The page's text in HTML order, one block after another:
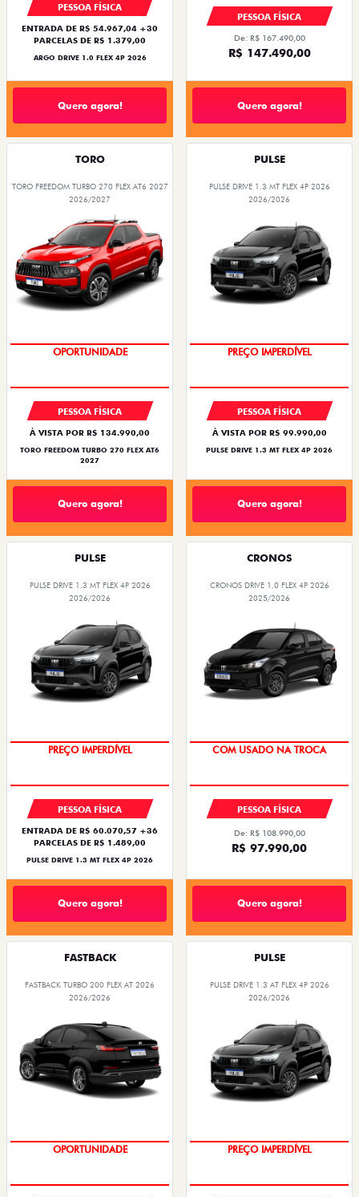
PESSOA FÍSICA
ENTRADA DE R$ 54.967,04 +30
PARCELAS DE R$ 1.379,00
ARGO DRIVE 1.0 FLEX 4P 2026
Quero agora!
PESSOA FÍSICA
De: R$ 167.490,00
R$ 147.490,00
Quero agora!
TORO
TORO FREEDOM TURBO 270 FLEX AT6 2027
2026/2027
SUPERVALORIZAÇÃO DO USADO
PESSOA FÍSICA
À VISTA POR R$ 134.990,00
TORO FREEDOM TURBO 270 FLEX AT6
2027
Quero agora!
PULSE
PULSE DRIVE 1.3 MT FLEX 4P 2026
2026/2026
OPORTUNIDADE
PESSOA FÍSICA
À VISTA POR R$ 99.990,00
PULSE DRIVE 1.3 MT FLEX 4P 2026
Quero agora!
PULSE
PULSE DRIVE 1.3 MT FLEX 4P 2026
2026/2026
OPORTUNIDADE
PESSOA FÍSICA
ENTRADA DE R$ 60.070,57 +36
PARCELAS DE R$ 1.489,00
PULSE DRIVE 1.3 MT FLEX 4P 2026
Quero agora!
CRONOS
CRONOS DRIVE 1.0 FLEX 4P 2026
2025/2026
SUPER DESCONTO
PESSOA FÍSICA
De: R$ 108.990,00
R$ 97.990,00
Quero agora!
FASTBACK
FASTBACK TURBO 200 FLEX AT 2026
2026/2026
OPORTUNIDADE
PULSE
PULSE DRIVE 1.3 AT FLEX 4P 2026
2026/2026
O SUV AUTOMÁTICO MAIS